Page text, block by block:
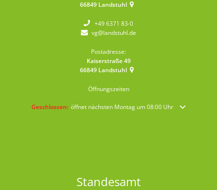
66849 Landstuhl
+49 6371 83-0
vg@landstuhl.de
Postadresse:
Kaiserstraße 49
66849 Landstuhl
Öffnungszeiten
Klicken, um weitere Öffnungs- oder Schließzeiten auszublenden
Geschlossen: öffnet nächsten Montag um 08:00 Uhr
Standesamt